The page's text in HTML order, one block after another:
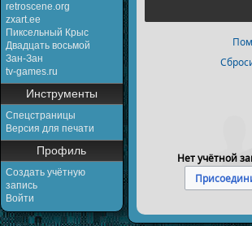
retroscene.org
zxart.ee
Пиксельный Крыс
Двадцать восьмой
Зан-Зан
tv-games.ru
Инструменты
Спецстраницы
Версия для печати
Профиль
Создать учётную
запись
Войти
Нет учётной